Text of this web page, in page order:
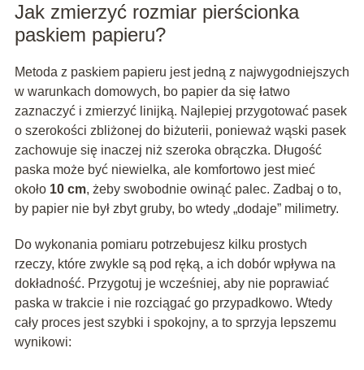
Jak zmierzyć rozmiar pierścionka
paskiem papieru?
Metoda z paskiem papieru jest jedną z najwygodniejszych
w warunkach domowych, bo papier da się łatwo
zaznaczyć i zmierzyć linijką. Najlepiej przygotować pasek
o szerokości zbliżonej do biżuterii, ponieważ wąski pasek
zachowuje się inaczej niż szeroka obrączka. Długość
paska może być niewielka, ale komfortowo jest mieć
około 10 cm, żeby swobodnie owinąć palec. Zadbaj o to,
by papier nie był zbyt gruby, bo wtedy „dodaje” milimetry.
Do wykonania pomiaru potrzebujesz kilku prostych
rzeczy, które zwykle są pod ręką, a ich dobór wpływa na
dokładność. Przygotuj je wcześniej, aby nie poprawiać
paska w trakcie i nie rozciągać go przypadkowo. Wtedy
cały proces jest szybki i spokojny, a to sprzyja lepszemu
wynikowi: